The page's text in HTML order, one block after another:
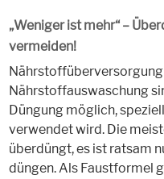
„Weniger ist mehr“ –
vermeiden!
Nährstoffauswaschung
Düngung möglich,
verwendet wird. Die
überdüngt, es ist ratsam
düngen. Als Faustformel